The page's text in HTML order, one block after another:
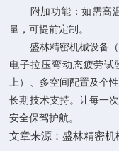
附加功能：如需高温/
量，可提前定制。
盛林精密机械设备（
电子拉压弯动态疲劳试
上）、多空间配置及个
长期技术支持。让每一
安全保驾护航。
文章来源：盛林精密机